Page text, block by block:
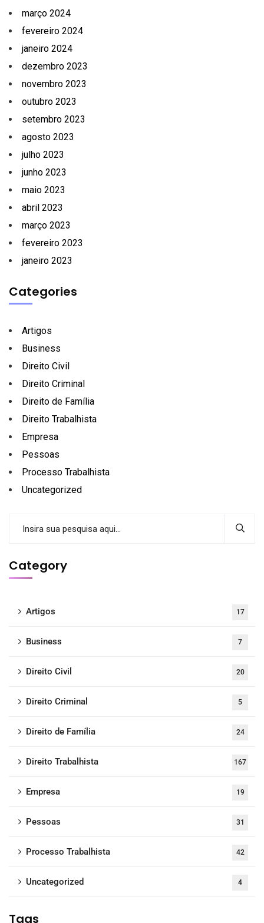
março 2024
fevereiro 2024
janeiro 2024
dezembro 2023
novembro 2023
outubro 2023
setembro 2023
agosto 2023
julho 2023
junho 2023
maio 2023
abril 2023
março 2023
fevereiro 2023
janeiro 2023
Categories
Artigos
Business
Direito Civil
Direito Criminal
Direito de Família
Direito Trabalhista
Empresa
Pessoas
Processo Trabalhista
Uncategorized
Category
Artigos 17
Business 7
Direito Civil 20
Direito Criminal 5
Direito de Família 24
Direito Trabalhista 167
Empresa 19
Pessoas 31
Processo Trabalhista 42
Uncategorized 4
Tags